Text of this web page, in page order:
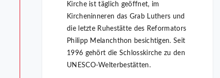
Kirche ist täglich geöffnet, im
Kircheninneren das Grab Luthers und
die letzte Ruhestätte des Reformators
Philipp Melanchthon besichtigen. Seit
1996 gehört die Schlosskirche zu den
UNESCO-Welterbestätten.